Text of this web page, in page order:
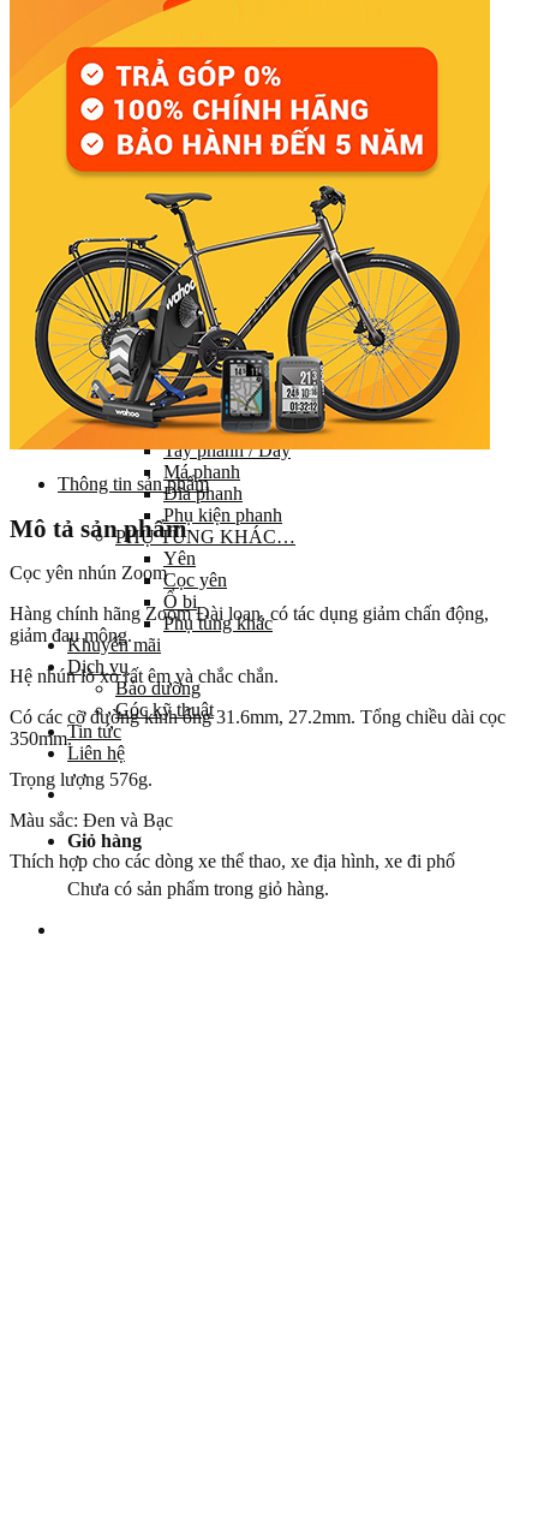
Đùi đĩa
Gạt líp / Gạt đĩa
Xích (Sên)
Líp
Pedal (Bàn đạp)
HỆ THỐNG CHUYỂN ĐỘNG
Trục giữa
Moay ơ
Vành xe (Niềng)
Săm xe (Ruột xe)
Lốp xe (Vỏ xe)
Nan hoa (Căm)
HỆ THỐNG LÁI
Ghi đông (Tay lái)
Pô tăng
Cổ phuộc
Phuộc (Giảm xóc)
HỆ THỐNG PHANH
Bộ phanh / Cụm phanh
Tay phanh / Dây
Má phanh
Đĩa phanh
Phụ kiện phanh
PHỤ TÙNG KHÁC…
Yên
Cọc yên
Ổ bi
Phụ tùng khác
Khuyến mãi
Dịch vụ
Bảo dưỡng
Góc kỹ thuật
Tin tức
Liên hệ
Giỏ hàng
Chưa có sản phẩm trong giỏ hàng.
Thông tin sản phẩm
Mô tả sản phẩm
Cọc yên nhún Zoom
Hàng chính hãng Zoom Đài loan, có tác dụng giảm chấn động,
giảm đau mông.
Hệ nhún lò xo rất êm và chắc chắn.
Có các cỡ đường kính ống 31.6mm, 27.2mm. Tổng chiều dài cọc
350mm.
Trọng lượng 576g.
Màu sắc: Đen và Bạc
Thích hợp cho các dòng xe thể thao, xe địa hình, xe đi phố